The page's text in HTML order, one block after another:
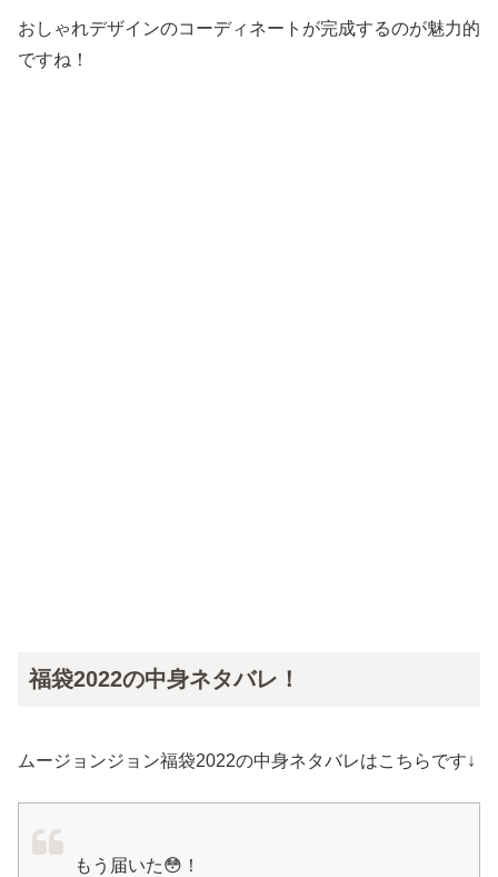
おしゃれデザインのコーディネートが完成するのが魅力的
ですね！
福袋2022の中身ネタバレ！
ムージョンジョン福袋2022の中身ネタバレはこちらです↓
もう届いた😳！